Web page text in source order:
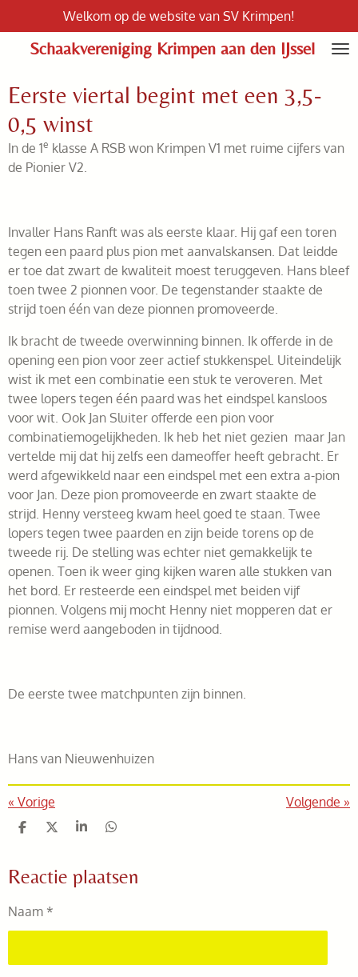
direct
naar
hoofdinhoud
Schaakvereniging Krimpen aan den IJssel
Welkom op de website van SV Krimpen!
Eerste viertal begint met een 3,5-
0,5 winst
In de 1e klasse A RSB won Krimpen V1 met ruime cijfers van
de Pionier V2.
Invaller Hans Ranft was als eerste klaar. Hij gaf een toren
tegen een paard plus pion met aanvalskansen. Dat leidde
er toe dat zwart de kwaliteit moest teruggeven. Hans bleef
toen twee 2 pionnen voor. De tegenstander staakte de
strijd toen één van deze pionnen promoveerde.
Ik bracht de tweede overwinning binnen. Ik offerde in de
opening een pion voor zeer actief stukkenspel. Uiteindelijk
wist ik met een combinatie een stuk te veroveren. Met
twee lopers tegen één paard was het eindspel kansloos
voor wit. Ook Jan Sluiter offerde een pion voor
combinatiemogelijkheden. Ik heb het niet gezien maar Jan
vertelde mij dat hij zelfs een dameoffer heeft gebracht. Er
werd afgewikkeld naar een eindspel met een extra a-pion
voor Jan. Deze pion promoveerde en zwart staakte de
strijd. Henny versteeg kwam heel goed te staan. Twee
lopers tegen twee paarden en zijn beide torens op de
tweede rij. De stelling was echter niet gemakkelijk te
openen. Toen ik weer ging kijken waren alle stukken van
het bord. Er resteerde een eindspel met beiden vijf
pionnen. Volgens mij mocht Henny niet mopperen dat er
remise werd aangeboden in tijdnood.
De eerste twee matchpunten zijn binnen.
Hans van Nieuwenhuizen
« Vorige Volgende »
D
e
n
D
l
S
r
e
D
e
n
Reactie plaatsen
Naam *